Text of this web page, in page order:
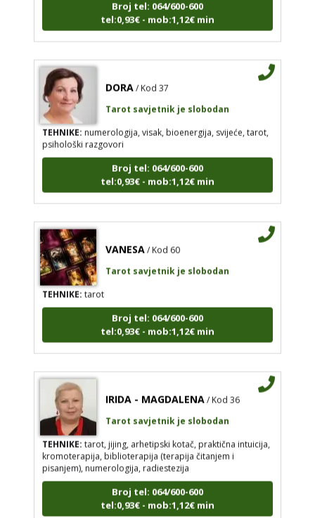
tel:0,93€ - mob:1,12€ min
DORA / Kod 37
Tarot savjetnik je slobodan
TEHNIKE:numerologija, visak, bioenergija, svijeće, tarot,
psihološki razgovori
Broj tel: 064/600-600
tel:0,93€ - mob:1,12€ min
VANESA / Kod 60
Tarot savjetnik je slobodan
TEHNIKE:tarot
Broj tel: 064/600-600
tel:0,93€ - mob:1,12€ min
IRIDA - MAGDALENA / Kod 36
Tarot savjetnik je slobodan
TEHNIKE:tarot, jijing, arhetipski kotač, praktična intuicija,
kromoterapija, biblioterapija (terapija čitanjem i
pisanjem), numerologija, radiestezija
Broj tel: 064/600-600
tel:0,93€ - mob:1,12€ min